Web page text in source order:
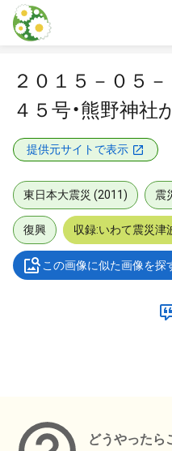
本文に飛ぶ
２０１５－０５
４５号・熊野神社
提供元サイトで表示
東日本大震災 (2011) 震
復興 収録:いわて震災津
この画像に似た画像を探
どうやったら